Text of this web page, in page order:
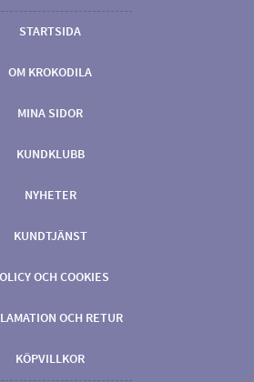
STARTSIDA
OM KROKODILA
MINA SIDOR
KUNDKLUBB
NYHETER
KUNDTJÄNST
OCH COOKIES
OCH RETUR
KÖPVILLKOR